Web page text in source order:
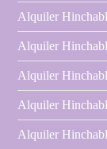
Alquiler
Alquiler
Alquiler
Alquiler
Alquiler